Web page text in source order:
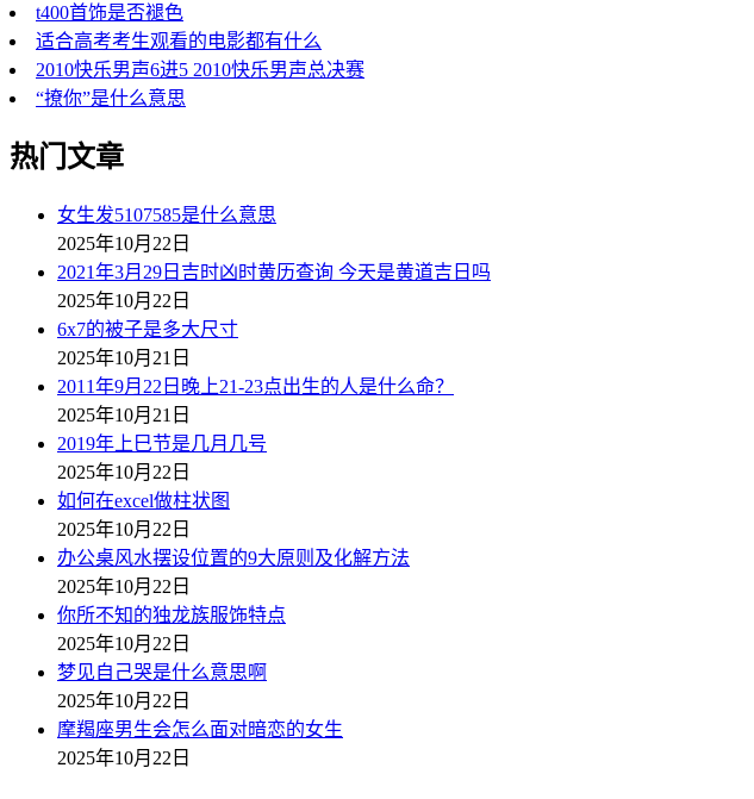
t400首饰是否褪色
适合高考考生观看的电影都有什么
2010快乐男声6进5 2010快乐男声总决赛
“撩你”是什么意思
热门文章
女生发5107585是什么意思
2025年10月22日
2021年3月29日吉时凶时黄历查询 今天是黄道吉日吗
2025年10月22日
6x7的被子是多大尺寸
2025年10月21日
2011年9月22日晚上21-23点出生的人是什么命？
2025年10月21日
2019年上巳节是几月几号
2025年10月22日
如何在excel做柱状图
2025年10月22日
办公桌风水摆设位置的9大原则及化解方法
2025年10月22日
你所不知的独龙族服饰特点
2025年10月22日
梦见自己哭是什么意思啊
2025年10月22日
摩羯座男生会怎么面对暗恋的女生
2025年10月22日